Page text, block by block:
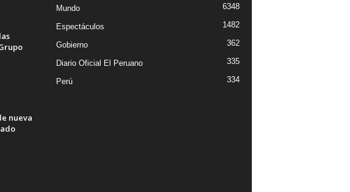
nueva
Mundo 6348
Espectáculos 1482
Gobierno 362
Diario Oficial El Peruano 335
Perú 334